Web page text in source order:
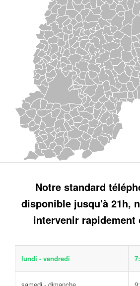
Notre standard
disponible jusqu'à 21h,
intervenir rapidement
lundi - vendredi